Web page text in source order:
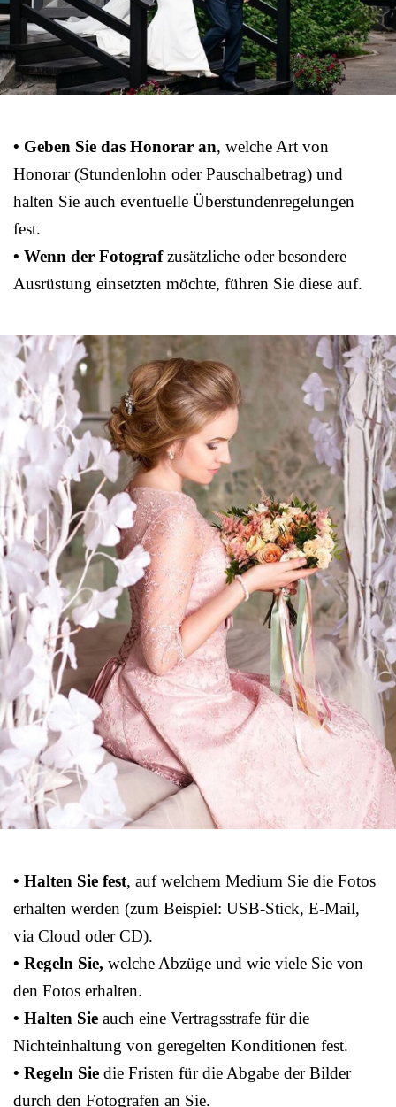
• Geben Sie das Honorar an, welche Art von
Honorar (Stundenlohn oder Pauschalbetrag) und
halten Sie auch eventuelle Überstundenregelungen
fest.
• Wenn der Fotografzusätzliche oder besondere
Ausrüstung einsetzten möchte, führen Sie diese auf.
• Halten Sie fest, auf welchem Medium Sie die Fotos
erhalten werden (zum Beispiel: USB-Stick, E-Mail,
via Cloud oder CD).
• Regeln Sie, welche Abzüge und wie viele Sie von
den Fotos erhalten.
• Halten Sie auch eine Vertragsstrafe für die
Nichteinhaltung von geregelten Konditionen fest.
• Regeln Sie die Fristen für die Abgabe der Bilder
durch den Fotografen an Sie.